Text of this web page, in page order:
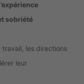
sobriété
travail, les directions
leur